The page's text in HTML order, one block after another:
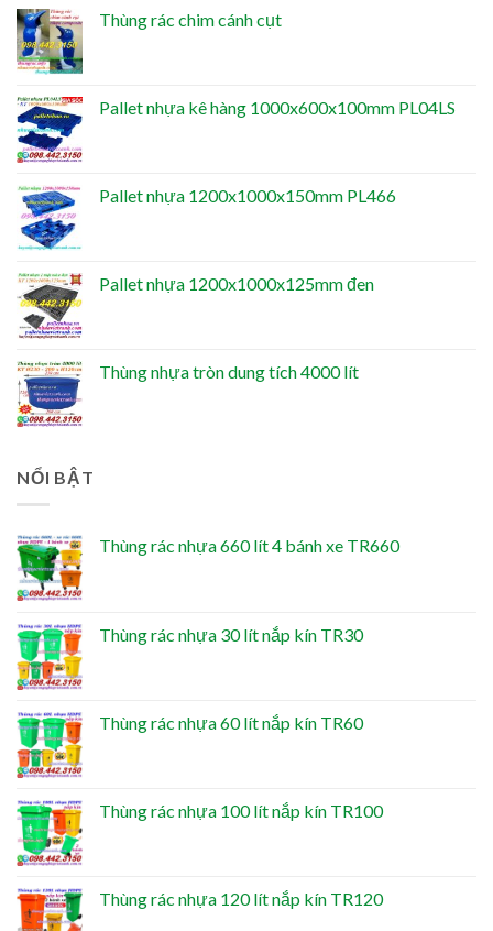
Thùng rác chim cánh cụt
Pallet nhựa kê hàng 1000x600x100mm PL04LS
Pallet nhựa 1200x1000x150mm PL466
Pallet nhựa 1200x1000x125mm đen
Thùng nhựa tròn dung tích 4000 lít
NỔI BẬT
Thùng rác nhựa 660 lít 4 bánh xe TR660
Thùng rác nhựa 30 lít nắp kín TR30
Thùng rác nhựa 60 lít nắp kín TR60
Thùng rác nhựa 100 lít nắp kín TR100
Thùng rác nhựa 120 lít nắp kín TR120